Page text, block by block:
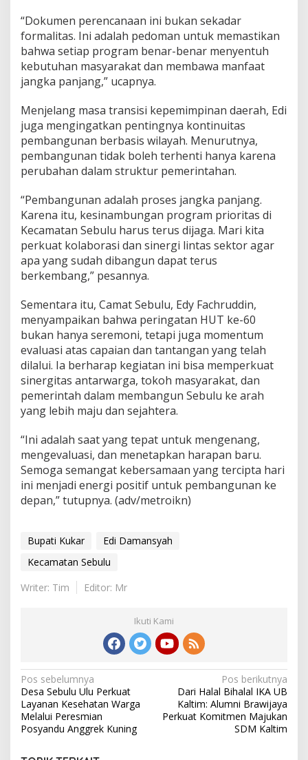
“Dokumen perencanaan ini bukan sekadar
formalitas. Ini adalah pedoman untuk memastikan
bahwa setiap program benar-benar menyentuh
kebutuhan masyarakat dan membawa manfaat
jangka panjang,” ucapnya.
Menjelang masa transisi kepemimpinan daerah, Edi
juga mengingatkan pentingnya kontinuitas
pembangunan berbasis wilayah. Menurutnya,
pembangunan tidak boleh terhenti hanya karena
perubahan dalam struktur pemerintahan.
“Pembangunan adalah proses jangka panjang.
Karena itu, kesinambungan program prioritas di
Kecamatan Sebulu harus terus dijaga. Mari kita
perkuat kolaborasi dan sinergi lintas sektor agar
apa yang sudah dibangun dapat terus
berkembang,” pesannya.
Sementara itu, Camat Sebulu, Edy Fachruddin,
menyampaikan bahwa peringatan HUT ke-60
bukan hanya seremoni, tetapi juga momentum
evaluasi atas capaian dan tantangan yang telah
dilalui. Ia berharap kegiatan ini bisa memperkuat
sinergitas antarwarga, tokoh masyarakat, dan
pemerintah dalam membangun Sebulu ke arah
yang lebih maju dan sejahtera.
“Ini adalah saat yang tepat untuk mengenang,
mengevaluasi, dan menetapkan harapan baru.
Semoga semangat kebersamaan yang tercipta hari
ini menjadi energi positif untuk pembangunan ke
depan,” tutupnya. (adv/metroikn)
Bupati Kukar
Edi Damansyah
Kecamatan Sebulu
Writer: Tim
Editor: Mr
Ikuti Kami
Navigasi
pos
Pos sebelumnya
Desa Sebulu Ulu Perkuat
Layanan Kesehatan Warga
Melalui Peresmian
Posyandu Anggrek Kuning
Pos berikutnya
Dari Halal Bihalal IKA UB
Kaltim: Alumni Brawijaya
Perkuat Komitmen Majukan
SDM Kaltim